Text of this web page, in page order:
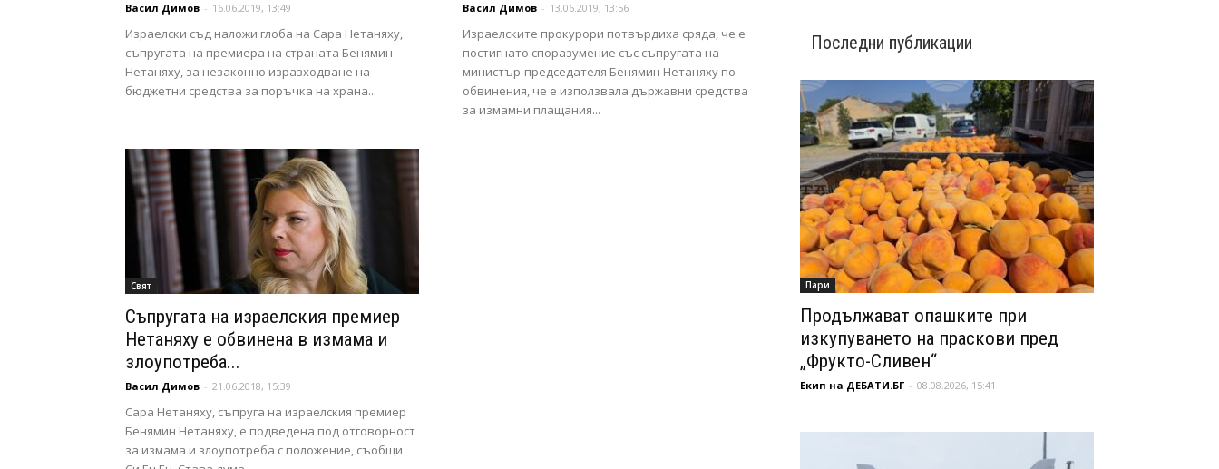
Васил Димов - 16.06.2019, 13:49
Израелски съд наложи глоба на Сара Нетаняху,
съпругата на премиера на страната Бенямин
Нетаняху, за незаконно изразходване на
бюджетни средства за поръчка на храна...
Васил Димов - 13.06.2019, 13:56
Израелските прокурори потвърдиха сряда, че е
постигнато споразумение със съпругата на
министър-председателя Бенямин Нетаняху по
обвинения, че е използвала държавни средства
за измамни плащания...
Свят
Съпругата на израелския премиер
Нетаняху е обвинена в измама и
злоупотреба...
Васил Димов - 21.06.2018, 15:39
Сара Нетаняху, съпруга на израелския премиер
Бенямин Нетаняху, е подведена под отговорност
за измама и злоупотреба с положение, съобщи
Последни публикации
Пари
Продължават опашките при
изкупуването на праскови пред
„Фрукто-Сливен“
Екип на ДЕБАТИ.БГ - 08.08.2026, 15:41